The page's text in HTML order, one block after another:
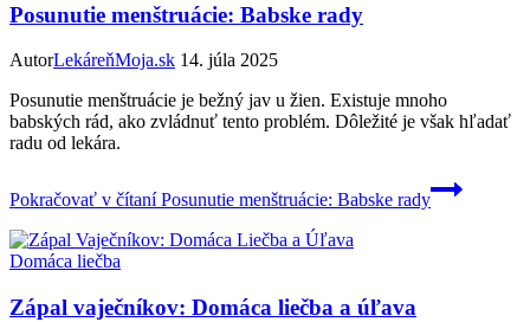
Posunutie menštruácie: Babske rady
AutorLekáreňMoja.sk 14. júla 2025
Posunutie menštruácie je bežný jav u žien. Existuje mnoho
babských rád, ako zvládnuť tento problém. Dôležité je však hľadať
radu od lekára.
Pokračovať v čítaníPosunutie menštruácie: Babske rady
Domáca liečba
Zápal vaječníkov: Domáca liečba a úľava